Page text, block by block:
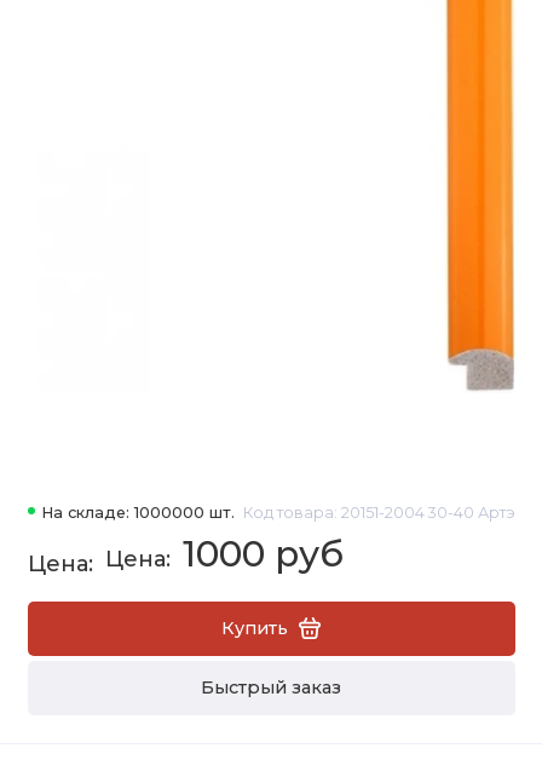
На складе: 1000000 шт. Код товара: 20151-2004 30-40 Артэ
1000 руб
Купить
Быстрый заказ